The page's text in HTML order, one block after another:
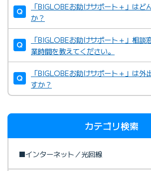
「BIGLOBEお助けサポート＋」はど
か？
「BIGLOBEお助けサポート＋」相談
業時間を教えてください。
「BIGLOBEお助けサポート＋」は外
すか？
カテゴリ検索
■インターネット／光回線